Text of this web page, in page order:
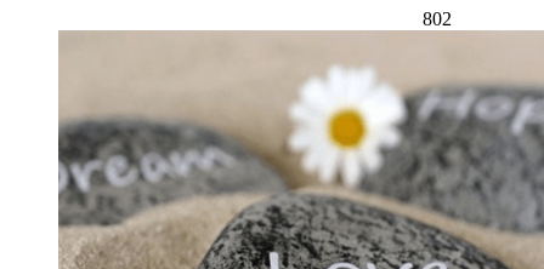
802